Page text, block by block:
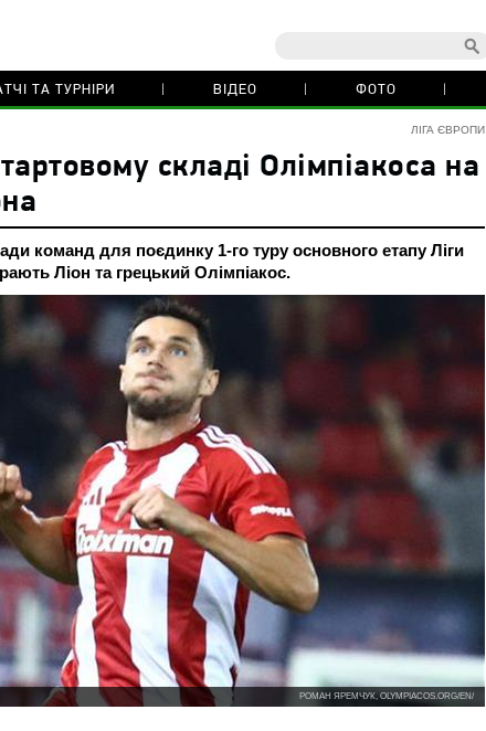
ТА ТУРНІРИ ВІДЕО ФОТО
ЛІГА ЄВРОПИ
складі Олімпіакоса на
команд для поєдинку 1-го туру основного етапу Ліги
Ліон та грецький Олімпіакос.
РОМАН ЯРЕМЧУК, OLYMPIACOS.ORG/EN/